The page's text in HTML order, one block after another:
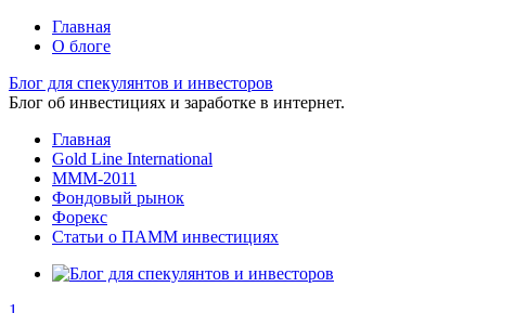
Главная
О блоге
Блог для спекулянтов и инвесторов
Блог об инвестициях и заработке в интернет.
Главная
Gold Line International
МММ-2011
Фондовый рынок
Форекс
Статьи о ПАММ инвестициях